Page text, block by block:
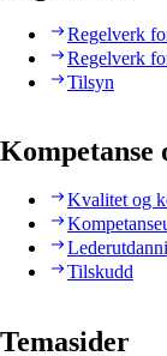
Regelverk
Regelverk
Tilsyn
Kompetanse
Kvalitet og
Tilskudd
Temasider